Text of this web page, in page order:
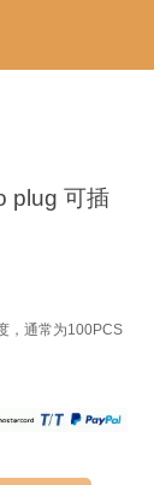
plug 可插
，通常为100PCS